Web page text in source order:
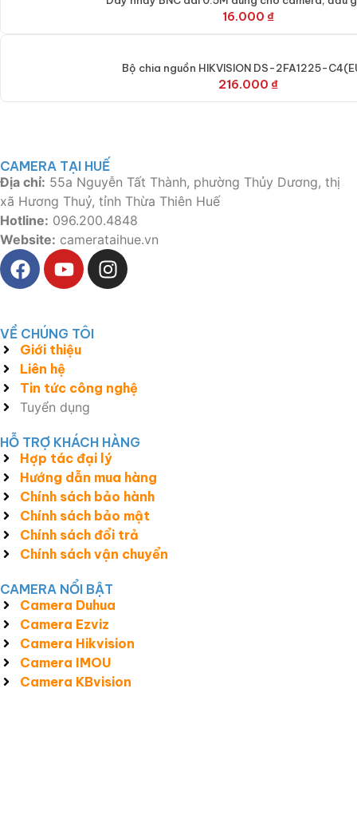
16.000 ₫
Bộ chia nguồn HIKVISION DS-2FA1225-
216.000 ₫
CAMERA TẠI HUẾ
Địa chỉ: 55a Nguyễn Tất Thành, phường Thủy Dương, thị
xã Hương Thuỷ, tỉnh Thừa Thiên Huế
Hotline: 096.200.4848
Website: camerataihue.vn
VỀ CHÚNG TÔI
Giới thiệu
Liên hệ
Tin tức công nghệ
Tuyển dụng
HỖ TRỢ KHÁCH HÀNG
Hợp tác đại lý
Hướng dẫn mua hàng
Chính sách bảo hành
Chính sách bảo mật
Chính sách đổi trả
Chính sách vận chuyển
CAMERA NỔI BẬT
Camera Duhua
Camera Ezviz
Camera Hikvision
Camera IMOU
Camera KBvision